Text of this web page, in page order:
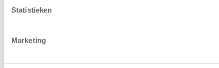
Statistieken
Marketing